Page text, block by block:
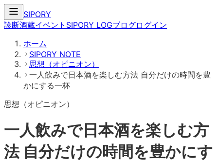
SIPORY
診断酒蔵イベント SIPORY LOGブログログイン
ホーム
SIPORY NOTE
思想（オピニオン）
一人飲みで日本酒を楽しむ方法 自分だけの時間を豊
かにする一杯
思想（オピニオン）
一人飲みで日本酒を楽しむ方
法 自分だけの時間を豊かにす